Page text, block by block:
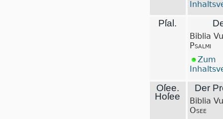
Pſal.
Biblia
Psalmi
Zum
Oſee.
Hoſee
Der
Biblia
Osee